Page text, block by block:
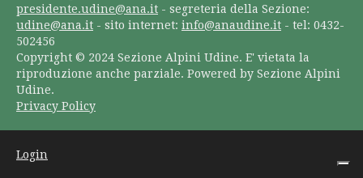
presidente.udine@ana.it - segreteria della Sezione:
udine@ana.it - sito internet: info@anaudine.it - tel: 0432-
502456
Copyright © 2024 Sezione Alpini Udine. E' vietata la
riproduzione anche parziale. Powered by Sezione Alpini
Udine.
Privacy Policy
Login